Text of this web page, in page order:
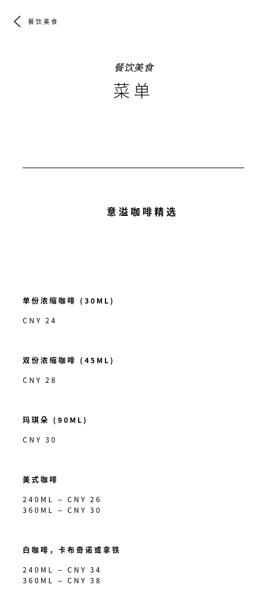
餐饮美食
餐饮美食
菜单
意溢咖啡精选
单份浓缩咖啡 (30ML)
CNY 24
双份浓缩咖啡 (45ML)
CNY 28
玛琪朵 (90ML)
CNY 30
美式咖啡
240ML – CNY 26
360ML – CNY 30
白咖啡，卡布奇诺或拿铁
240ML – CNY 34
360ML – CNY 38